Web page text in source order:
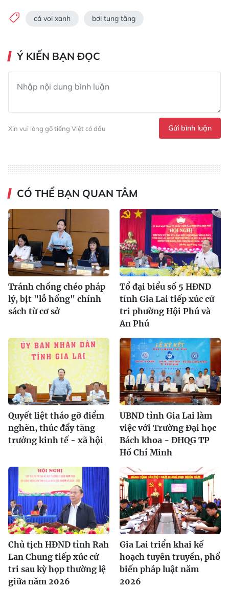
cá voi xanh bơi tung tăng
Ý KIẾN BẠN ĐỌC
Xin vui lòng gõ tiếng Việt có dấu Gửi bình luận
CÓ THỂ BẠN QUAN TÂM
Tránh chồng chéo pháp
lý, bịt "lỗ hổng" chính
sách từ cơ sở
Tổ đại biểu số 5 HĐND
tỉnh Gia Lai tiếp xúc cử
tri phường Hội Phú và
An Phú
Quyết liệt tháo gỡ điểm
nghẽn, thúc đẩy tăng
trưởng kinh tế - xã hội
UBND tỉnh Gia Lai làm
việc với Trường Đại học
Bách khoa - ĐHQG TP
Hồ Chí Minh
Chủ tịch HĐND tỉnh Rah
Lan Chung tiếp xúc cử
tri sau kỳ họp thường lệ
giữa năm 2026
Gia Lai triển khai kế
hoạch tuyên truyền, phổ
biến pháp luật năm
2026